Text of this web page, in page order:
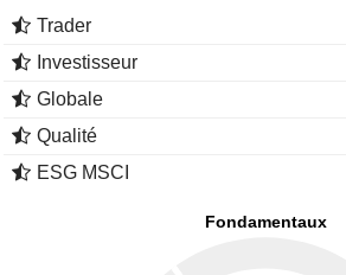
Trader
Investisseur
Globale
Qualité
ESG MSCI